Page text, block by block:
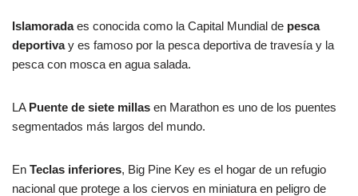
Islamoradaes conocida como la Capital Mundial de pesca
deportivay es famoso por la pesca deportiva de travesía y la
pesca con mosca en agua salada.
LA Puente de siete millas en Marathon es uno de los puentes
segmentados más largos del mundo.
En Teclas inferiores, Big Pine Key es el hogar de un refugio
nacional que protege a los ciervos en miniatura en peligro de